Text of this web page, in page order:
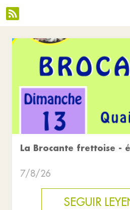
La Brocante frettoise -
7/8/26
SEGUIR